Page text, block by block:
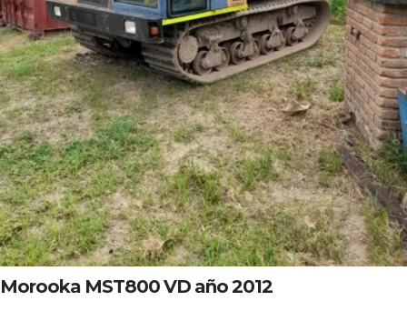
Morooka MST800 VD año 2012